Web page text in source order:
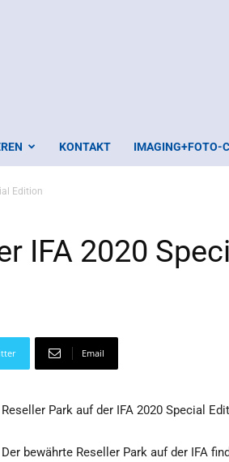
KONTAKT IMAGING+FOTO-
Edition
IFA 2020
Email
Reseller Park auf der IFA 2020 Special
Der bewährte Reseller Park auf der IFA